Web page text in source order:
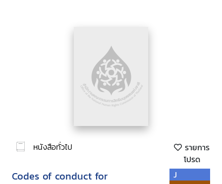
หนังสือทั่วไป
รายการ
โปรด
Codes of conduct for
J